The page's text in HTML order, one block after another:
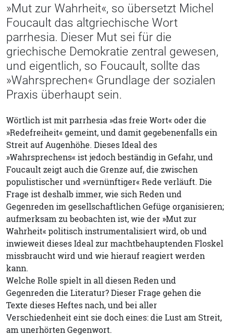
»Mut zur Wahrheit«, so übersetzt Michel
Foucault das altgriechische Wort
parrhesia. Dieser Mut sei für die
griechische Demokratie zentral gewesen,
und eigentlich, so Foucault, sollte das
»Wahrsprechen« Grundlage der sozialen
Praxis überhaupt sein.
Wörtlich ist mit parrhesia »das freie Wort« oder die
»Redefreiheit« gemeint, und damit gegebenenfalls ein
Streit auf Augenhöhe. Dieses Ideal des
»Wahrsprechens« ist jedoch beständig in Gefahr, und
Foucault zeigt auch die Grenze auf, die zwischen
populistischer und »vernünftiger« Rede verläuft. Die
Frage ist deshalb immer, wie sich Reden und
Gegenreden im gesellschaftlichen Gefüge organisieren;
aufmerksam zu beobachten ist, wie der »Mut zur
Wahrheit« politisch instrumentalisiert wird, ob und
inwieweit dieses Ideal zur machtbehauptenden Floskel
missbraucht wird und wie hierauf reagiert werden
kann.
Welche Rolle spielt in all diesen Reden und
Gegenreden die Literatur? Dieser Frage gehen die
Texte dieses Heftes nach, und bei aller
Verschiedenheit eint sie doch eines: die Lust am Streit,
am unerhörten Gegenwort.